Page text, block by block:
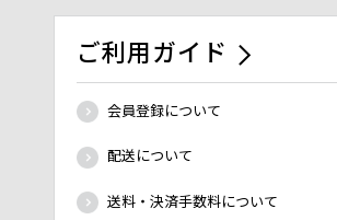
ご利用ガイド
会員登録について
配送について
送料・決済手数料について